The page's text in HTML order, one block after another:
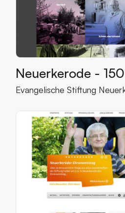
Neuerkerode -
Mehr über den Kunden
Evangelische Stiftung
Kategorien
Mehr lesen über Relaunch